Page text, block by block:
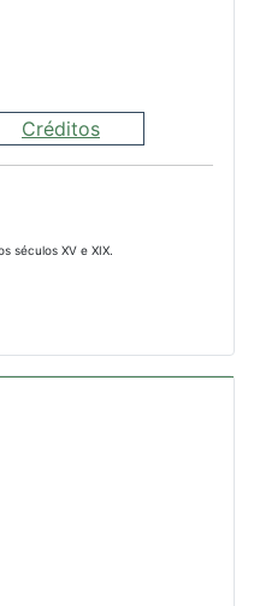
Créditos
séculos XV e XIX.